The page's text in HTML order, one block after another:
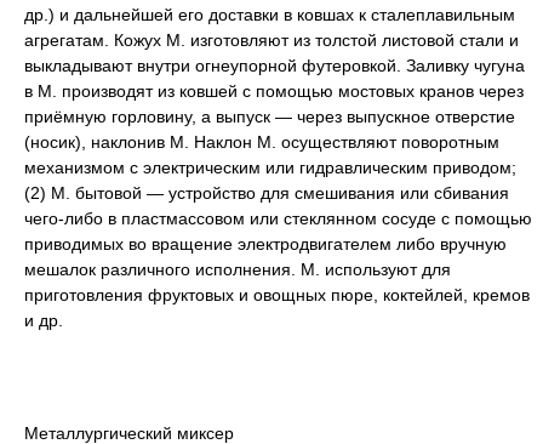
др.) и дальнейшей его доставки в ковшах к сталеплавильным
агрегатам. Кожух М. изготовляют из толстой листовой стали и
выкладывают внутри огнеупорной футеровкой. Заливку чугуна
в М. производят из ковшей с помощью мостовых кранов через
приёмную горловину, а выпуск — через выпускное отверстие
(носик), наклонив М. Наклон М. осуществляют поворотным
механизмом с электрическим или гидравлическим приводом;
(2) М. бытовой — устройство для смешивания или сбивания
чего-либо в пластмассовом или стеклянном сосуде с помощью
приводимых во вращение электродвигателем либо вручную
мешалок различного исполнения. М. используют для
приготовления фруктовых и овощных пюре, коктейлей, кремов
и др.
Металлургический миксер